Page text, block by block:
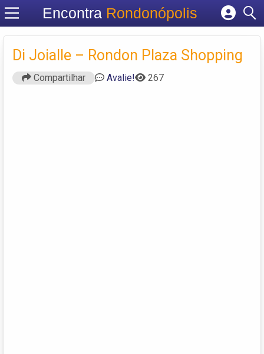
Encontra Rondonópolis
Cadastrar empresa
Criar conta
Di Joialle – Rondon Plaza Shopping
Compartilhar Avalie! 267